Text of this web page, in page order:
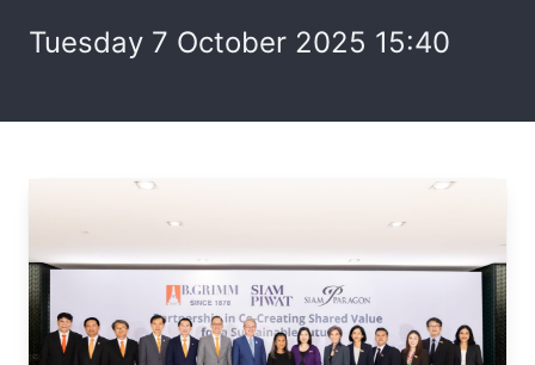
Tuesday 7 October 2025 15:40